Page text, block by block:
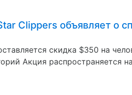
Clippers объявляет о
скидка $350 на
Акция распространяется